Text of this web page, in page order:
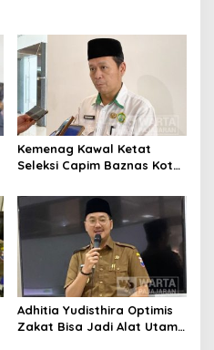
Kemenag Kawal Ketat
Seleksi Capim Baznas Kota
Komisioner Baznas
Berintegritas
Adhitia Yudisthira Optimis
Zakat Bisa Jadi Alat Utama